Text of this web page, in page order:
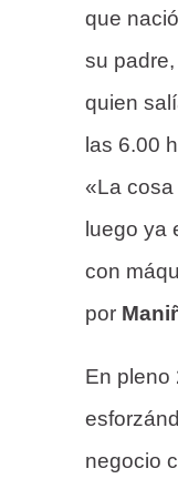
que
su padre,
quien
las 6.00
«La
luego ya
con
por
En pleno
negocio